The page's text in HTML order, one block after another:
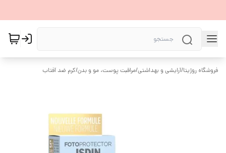
فروشگاه روژیتا/آرایشی و بهداشتی/مراقبت پوست، مو و بدن/کرم ضد آفتاب